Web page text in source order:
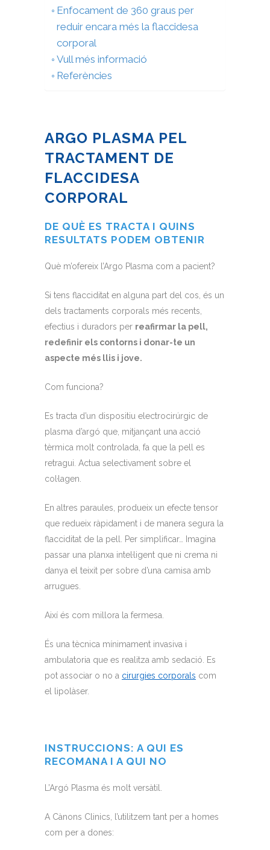
Enfocament de 360 graus per
reduir encara més la flaccidesa
corporal
Vull més informació
Referències
ARGO PLASMA PEL
TRACTAMENT DE
FLACCIDESA
CORPORAL
DE QUÈ ES TRACTA I QUINS
RESULTATS PODEM OBTENIR
Què m’ofereix l’Argo Plasma com a pacient?
Si tens flacciditat en alguna part del cos, és un
dels tractaments corporals més recents,
efectius i duradors per reafirmar la pell,
redefinir els contorns i donar-te un
aspecte més llis i jove.
Com funciona?
Es tracta d’un dispositiu electrocirúrgic de
plasma d’argó que, mitjançant una acció
tèrmica molt controlada, fa que la pell es
retragui. Actua selectivament sobre el
col·lagen.
En altres paraules, produeix un efecte tensor
que redueix ràpidament i de manera segura la
flacciditat de la pell. Per simplificar… Imagina
passar una planxa intel·ligent que ni crema ni
danya el teixit per sobre d’una camisa amb
arrugues.
Així és com millora la fermesa.
És una tècnica mínimament invasiva i
ambulatoria que es realitza amb sedació. Es
pot associar o no a cirurgies corporals com
el lipolàser.
INSTRUCCIONS: A QUI ES
RECOMANA I A QUI NO
L’Argó Plasma és molt versàtil.
A Cànons Clinics, l’utilitzem tant per a homes
com per a dones: